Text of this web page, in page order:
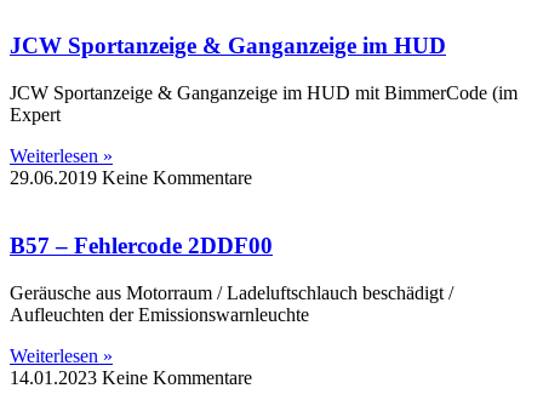
JCW Sportanzeige & Ganganzeige im HUD
JCW Sportanzeige & Ganganzeige im HUD mit BimmerCode (im
Expert
Weiterlesen »
29.06.2019 Keine Kommentare
B57 – Fehlercode 2DDF00
Geräusche aus Motorraum / Ladeluftschlauch beschädigt /
Aufleuchten der Emissionswarnleuchte
Weiterlesen »
14.01.2023 Keine Kommentare